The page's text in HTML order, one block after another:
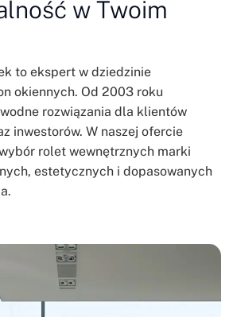
w Twoim
to ekspert w dziedzinie
okiennych. Od 2003 roku
rozwiązania dla klientów
inwestorów. W naszej ofercie
rolet wewnętrznych marki
estetycznych i dopasowanych